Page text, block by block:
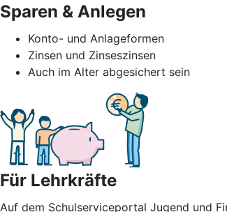
Sparen & Anlegen
Konto- und Anlageformen
Zinsen und Zinseszinsen
Auch im Alter abgesichert sein
Für Lehrkräfte
Auf dem Schulserviceportal Jugend und